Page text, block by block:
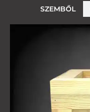
SZEMBŐL